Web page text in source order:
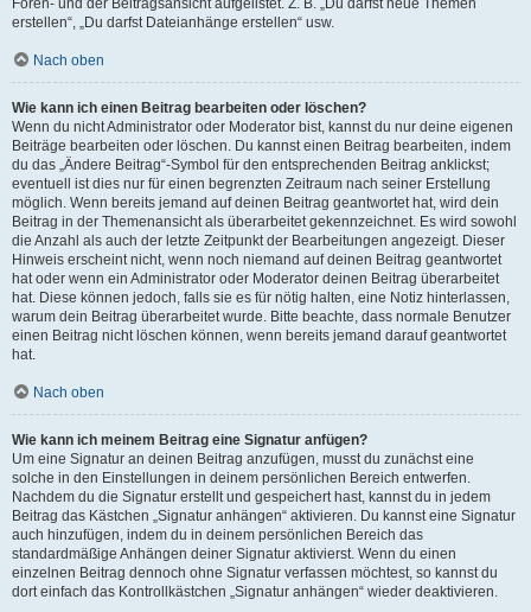
Foren- und der Beitragsansicht aufgelistet. Z. B. „Du darfst neue Themen
erstellen“, „Du darfst Dateianhänge erstellen“ usw.
Nach oben
Wie kann ich einen Beitrag bearbeiten oder löschen?
Wenn du nicht Administrator oder Moderator bist, kannst du nur deine eigenen
Beiträge bearbeiten oder löschen. Du kannst einen Beitrag bearbeiten, indem
du das „Ändere Beitrag“-Symbol für den entsprechenden Beitrag anklickst;
eventuell ist dies nur für einen begrenzten Zeitraum nach seiner Erstellung
möglich. Wenn bereits jemand auf deinen Beitrag geantwortet hat, wird dein
Beitrag in der Themenansicht als überarbeitet gekennzeichnet. Es wird sowohl
die Anzahl als auch der letzte Zeitpunkt der Bearbeitungen angezeigt. Dieser
Hinweis erscheint nicht, wenn noch niemand auf deinen Beitrag geantwortet
hat oder wenn ein Administrator oder Moderator deinen Beitrag überarbeitet
hat. Diese können jedoch, falls sie es für nötig halten, eine Notiz hinterlassen,
warum dein Beitrag überarbeitet wurde. Bitte beachte, dass normale Benutzer
einen Beitrag nicht löschen können, wenn bereits jemand darauf geantwortet
hat.
Nach oben
Wie kann ich meinem Beitrag eine Signatur anfügen?
Um eine Signatur an deinen Beitrag anzufügen, musst du zunächst eine
solche in den Einstellungen in deinem persönlichen Bereich entwerfen.
Nachdem du die Signatur erstellt und gespeichert hast, kannst du in jedem
Beitrag das Kästchen „Signatur anhängen“ aktivieren. Du kannst eine Signatur
auch hinzufügen, indem du in deinem persönlichen Bereich das
standardmäßige Anhängen deiner Signatur aktivierst. Wenn du einen
einzelnen Beitrag dennoch ohne Signatur verfassen möchtest, so kannst du
dort einfach das Kontrollkästchen „Signatur anhängen“ wieder deaktivieren.